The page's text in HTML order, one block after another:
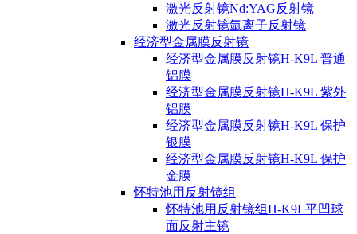
激光反射镜Nd:YAG反射镜
激光反射镜氩离子反射镜
经济型金属膜反射镜
经济型金属膜反射镜H-K9L 普通
铝膜
经济型金属膜反射镜H-K9L 紫外
铝膜
经济型金属膜反射镜H-K9L 保护
银膜
经济型金属膜反射镜H-K9L 保护
金膜
怀特池用反射镜组
怀特池用反射镜组H-K9L平凹球
面反射主镜